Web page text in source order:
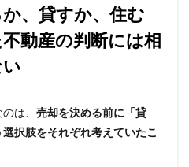
か、貸すか、住む
動産の判断には相
は、 売却を決める前に「貸
択肢をそれぞれ考えていたこ